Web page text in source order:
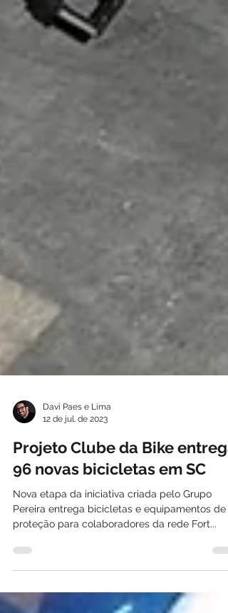
12 de jul. de 2023
Projeto Clube da Bike entrega
96 novas bicicletas em SC
Nova etapa da iniciativa criada pelo Grupo
proteção para colaboradores da rede Fort...